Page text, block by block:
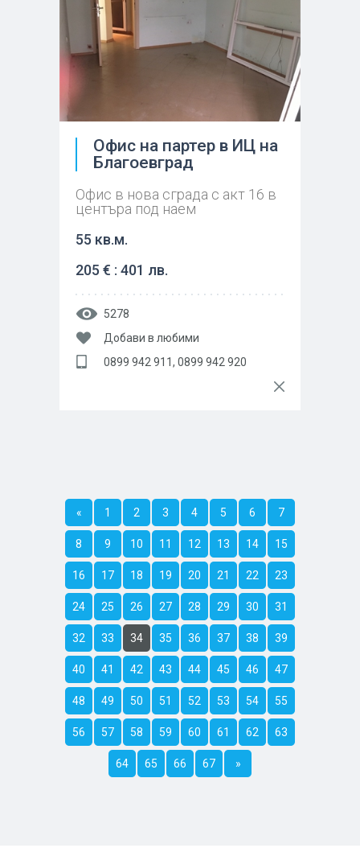
Офис на партер в ИЦ на
Благоевград
Офис в нова сграда с акт 16 в
центъра под наем
55 кв.м.
205 € : 401 лв.
5278
Добави в любими
0899 942 911, 0899 942 920
« 1 2 3 4 5 6 7
8 9 10 11 12 13 14 15
16 17 18 19 20 21 22 23
24 25 26 27 28 29 30 31
32 33 34 35 36 37 38 39
40 41 42 43 44 45 46 47
48 49 50 51 52 53 54 55
56 57 58 59 60 61 62 63
64 65 66 67 »